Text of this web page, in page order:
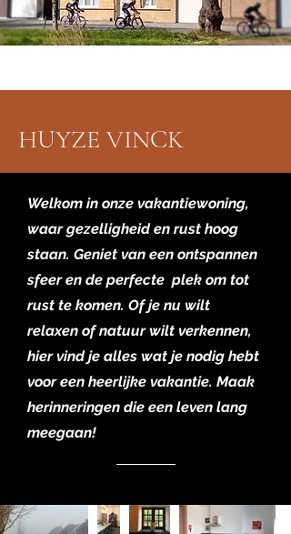
HUYZE VINCK
Welkom in onze vakantiewoning,
waar gezelligheid en rust hoog
staan. Geniet van een ontspannen
sfeer en de perfecte plek om tot
rust te komen. Of je nu wilt
relaxen of natuur wilt verkennen,
hier vind je alles wat je nodig hebt
voor een heerlijke vakantie. Maak
herinneringen die een leven lang
meegaan!